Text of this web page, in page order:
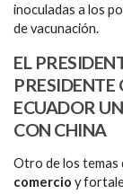
inoculadas a los
de vacunación.
EL
ECUADOR
CON CHINA
Otro de los temas
comercio y